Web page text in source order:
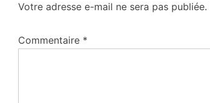
Votre adresse e-mail ne sera pas publiée.
Commentaire *